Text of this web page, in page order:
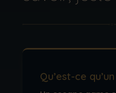
Qu’est-ce